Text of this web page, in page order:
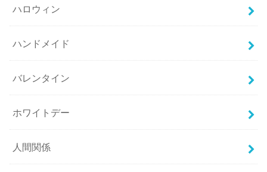
ハロウィン
ハンドメイド
バレンタイン
ホワイトデー
人間関係